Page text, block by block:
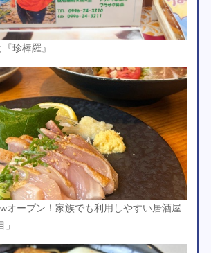
珍棒羅』
オープン！家族でも利用しやすい居酒屋